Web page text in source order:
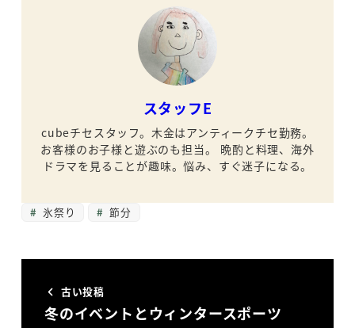
スタッフE
cubeチセスタッフ。木金はアンティークチセ勤務。
お客様のお子様と遊ぶのも担当。
晩酌と料理、海外
ドラマを見ることが趣味。悩み、すぐ迷子になる。
氷祭り 節分
古い投稿
冬のイベントとウィンタースポーツ